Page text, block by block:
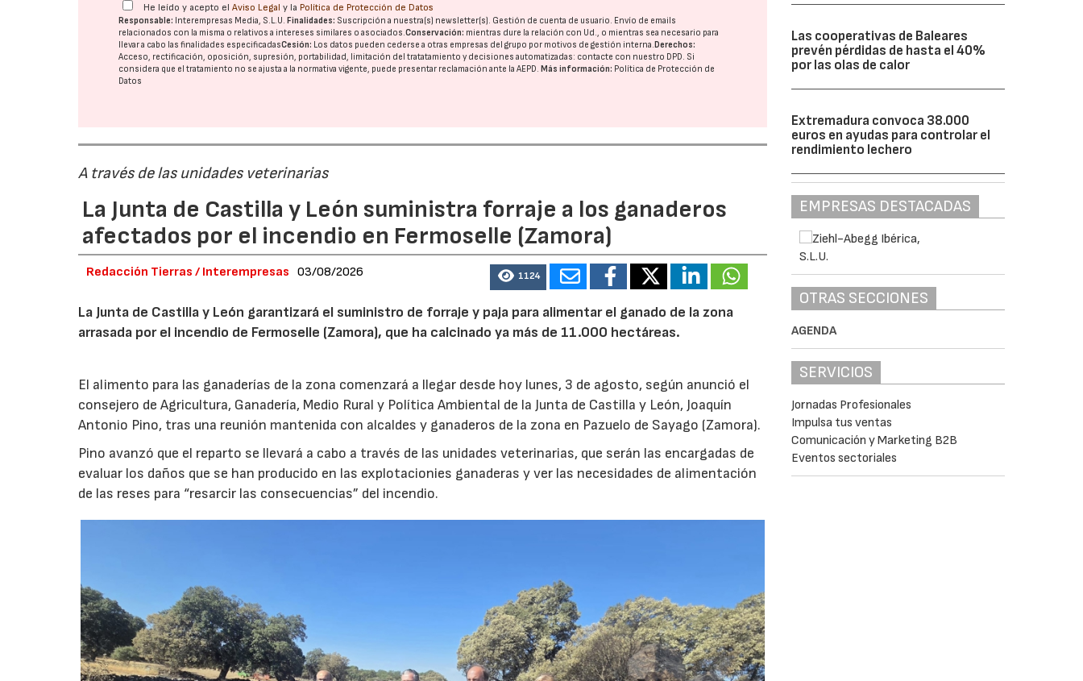
He leído y acepto elAviso Legal y la Política de Protección de Datos
Responsable: Interempresas Media, S.L.U.Finalidades: Suscripción a nuestra(s) newsletter(s). Gestión de cuenta de usuario. Envío de emails
relacionados con la misma o relativos a intereses similares o asociados.Conservación: mientras dure la relación con Ud., o mientras sea necesario para
llevar a cabo las finalidades especificadasCesión: Los datos pueden cederse a otras empresas del grupo por motivos de gestión interna.Derechos:
Acceso, rectificación, oposición, supresión, portabilidad, limitación del tratatamiento y decisiones automatizadas: contacte con nuestro DPD. Si
considera que el tratamiento no se ajusta a la normativa vigente, puede presentar reclamación ante laAEPD.Más información: Política de Protección de
Datos
A través de las unidades veterinarias
La Junta de Castilla y León suministra forraje a los ganaderos
afectados por el incendio en Fermoselle (Zamora)
Redacción Tierras / Interempresas 03/08/2026 1124
La Junta de Castilla y León garantizará el suministro de forraje y paja para alimentar el ganado de la zona
arrasada por el incendio de Fermoselle (Zamora), que ha calcinado ya más de 11.000 hectáreas.
El alimento para las ganaderías de la zona comenzará a llegar desde hoy lunes, 3 de agosto, según anunció el
consejero de Agricultura, Ganadería, Medio Rural y Política Ambiental de la Junta de Castilla y León, Joaquín
Antonio Pino, tras una reunión mantenida con alcaldes y ganaderos de la zona en Pazuelo de Sayago (Zamora).
Pino avanzó que el reparto se llevará a cabo a través de las unidades veterinarias, que serán las encargadas de
evaluar los daños que se han producido en las explotacionies ganaderas y ver las necesidades de alimentación
de las reses para “resarcir las consecuencias” del incendio.
Las cooperativas de Baleares
prevén pérdidas de hasta el 40%
por las olas de calor
Extremadura convoca 38.000
euros en ayudas para controlar el
rendimiento lechero
EMPRESAS DESTACADAS
OTRAS SECCIONES
AGENDA
SERVICIOS
Jornadas Profesionales
Impulsa tus ventas
Comunicación y Marketing B2B
Eventos sectoriales